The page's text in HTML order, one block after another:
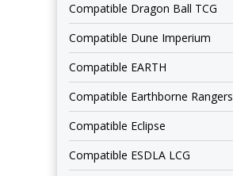
Compatible Dragon Ball TCG
Compatible Dune Imperium
Compatible EARTH
Compatible Earthborne Rangers
Compatible Eclipse
Compatible ESDLA LCG